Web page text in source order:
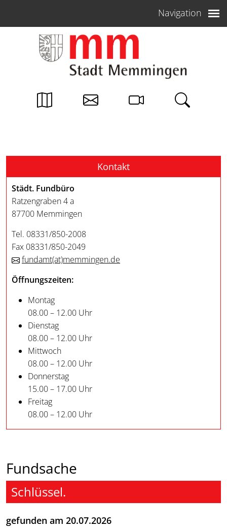
Navigation
Kontakt
Städt. Fundbüro
Ratzengraben 4 a
87700 Memmingen
Tel. 08331/850-2008
Fax 08331/850-2049
fundamt(at)memmingen.de
Öffnungszeiten:
Montag
08.00 – 12.00 Uhr
Dienstag
08.00 – 12.00 Uhr
Mittwoch
08.00 – 12.00 Uhr
Donnerstag
15.00 – 17.00 Uhr
Freitag
08.00 – 12.00 Uhr
Fundsache
Schlüssel.
gefunden am 20.07.2026